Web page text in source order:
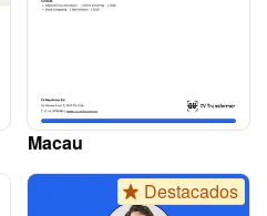
Macau
Destacados